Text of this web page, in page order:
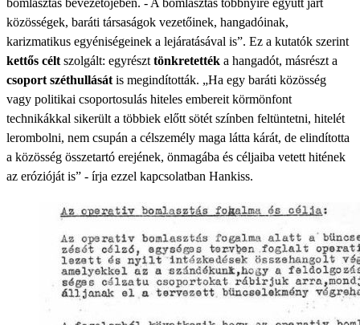
bomlasztás bevezetőjében. - A bomlasztás többnyire együtt járt
közösségek, baráti társaságok vezetőinek, hangadóinak,
karizmatikus egyéniségeinek a lejáratásával is”. Ez a kutatók szerint
kettős célt szolgált: egyrészt tönkretették a hangadót, másrészt a
csoport széthullását is megindították. „Ha egy baráti közösség
vagy politikai csoportosulás hiteles embereit körmönfont
technikákkal sikerült a többiek előtt sötét színben feltüntetni, hitelét
lerombolni, nem csupán a célszemély maga látta kárát, de elindította
a közösség összetartó erejének, önmagába és céljaiba vetett hitének
az erózióját is” - írja ezzel kapcsolatban Hankiss.